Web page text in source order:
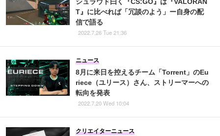
T』に比べれば「冗談のよう」ー自身の配
信で語る
2022.7.26 Tue 21:36
8月に来日を控えるチーム「Torrent」のEu
riece（ユリース）さん、ストリーマーへの
転向を発表
ニュース
2022.7.20 Wed 10:04
クリエイターニュース